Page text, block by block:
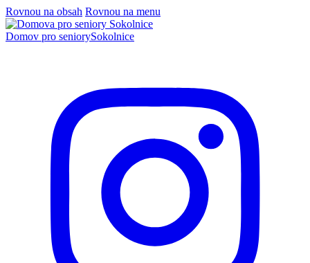
Rovnou na obsah Rovnou na menu
Domov pro seniorySokolnice